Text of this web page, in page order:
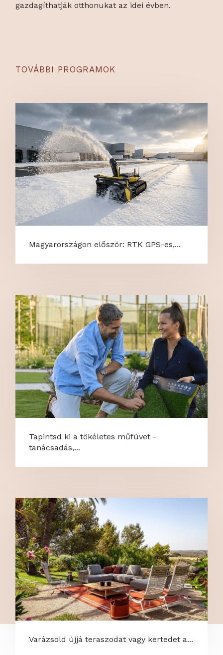
gazdagíthatják otthonukat az idei évben.
TOVÁBBI PROGRAMOK
Magyarországon először: RTK GPS-es,...
Tapintsd ki a tökéletes műfüvet -
tanácsadás,...
Varázsold újjá teraszodat vagy kertedet a...